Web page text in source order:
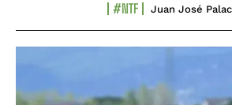
#NTF Juan José